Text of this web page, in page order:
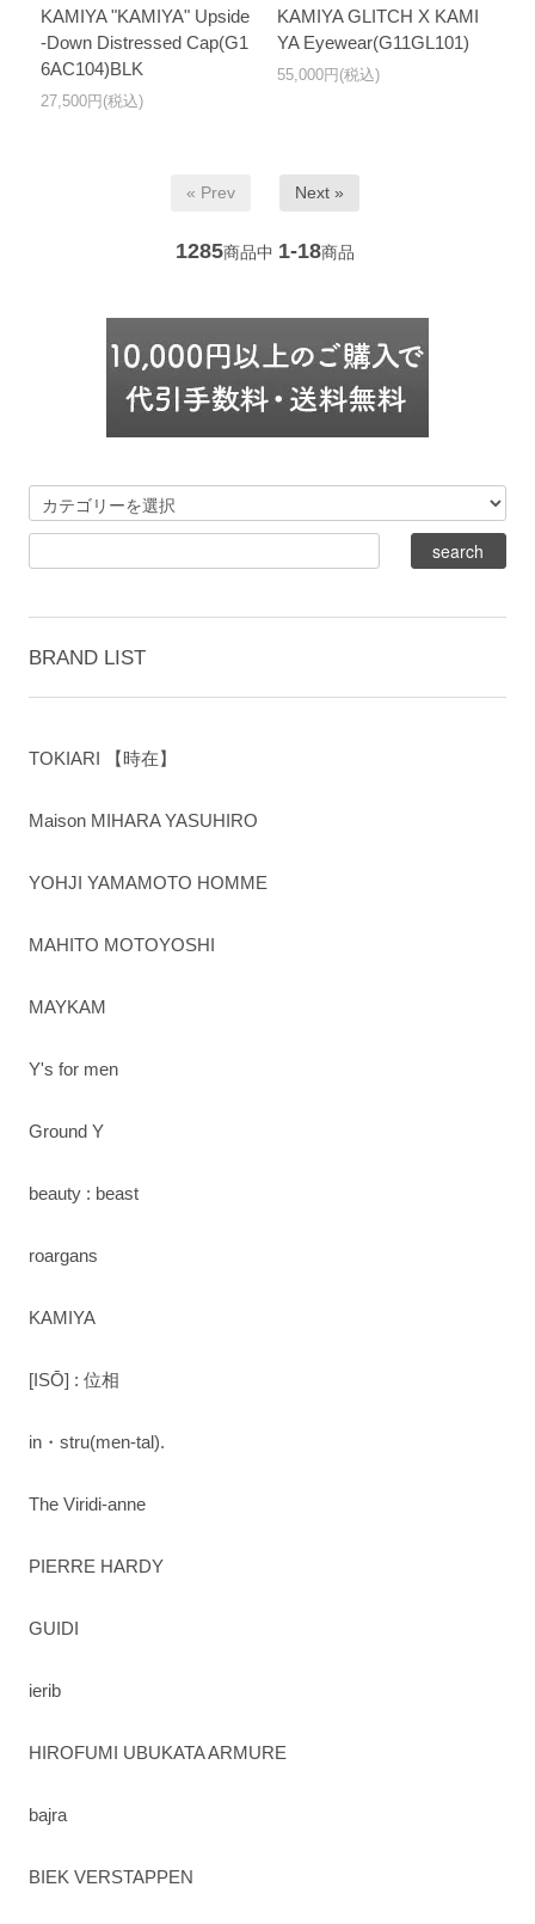
KAMIYA "KAMIYA" Upside
-Down Distressed Cap(G1
6AC104)BLK
27,500円(税込)
KAMIYA GLITCH X KAMI
YA Eyewear(G11GL101)
55,000円(税込)
« Prev Next »
1285商品中 1-18商品
BRAND LIST
TOKIARI 【時在】
Maison MIHARA YASUHIRO
YOHJI YAMAMOTO HOMME
MAHITO MOTOYOSHI
MAYKAM
Y's for men
Ground Y
beauty : beast
roargans
KAMIYA
[ISŌ] : 位相
in・stru(men-tal).
The Viridi-anne
PIERRE HARDY
GUIDI
ierib
HIROFUMI UBUKATA ARMURE
bajra
BIEK VERSTAPPEN